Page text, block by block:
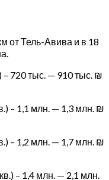
от Тель-Авива и в 18
– 720 тыс. — 910 тыс. ₪
– 1,1 млн. — 1,3 млн. ₪
– 1,2 млн. — 1,7 млн. ₪
– 1,4 млн. — 2,1 млн.